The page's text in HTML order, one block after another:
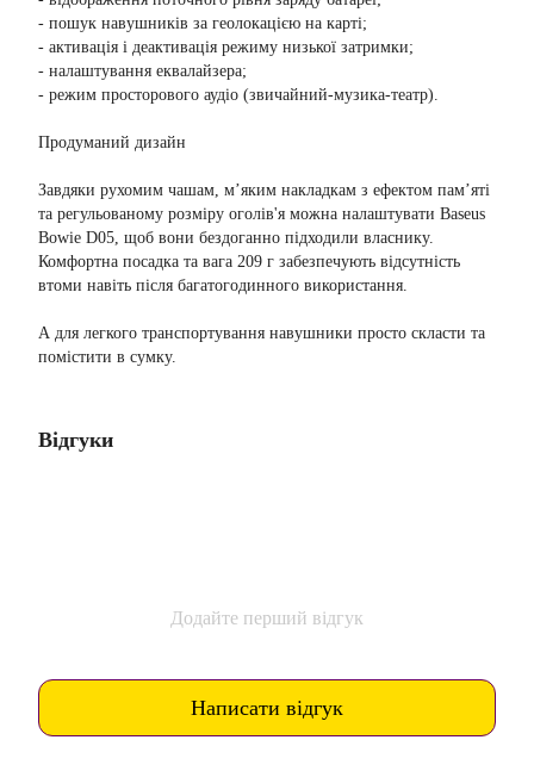
- пошук навушників за геолокацією на карті;
- активація і деактивація режиму низької затримки;
- налаштування еквалайзера;
- режим просторового аудіо (звичайний-музика-театр).
Продуманий дизайн
Завдяки рухомим чашам, м’яким накладкам з ефектом пам’яті
та регульованому розміру оголів'я можна налаштувати Baseus
Bowie D05, щоб вони бездоганно підходили власнику.
Комфортна посадка та вага 209 г забезпечують відсутність
втоми навіть після багатогодинного використання.
А для легкого транспортування навушники просто скласти та
помістити в сумку.
Відгуки
Додайте перший відгук
Написати відгук